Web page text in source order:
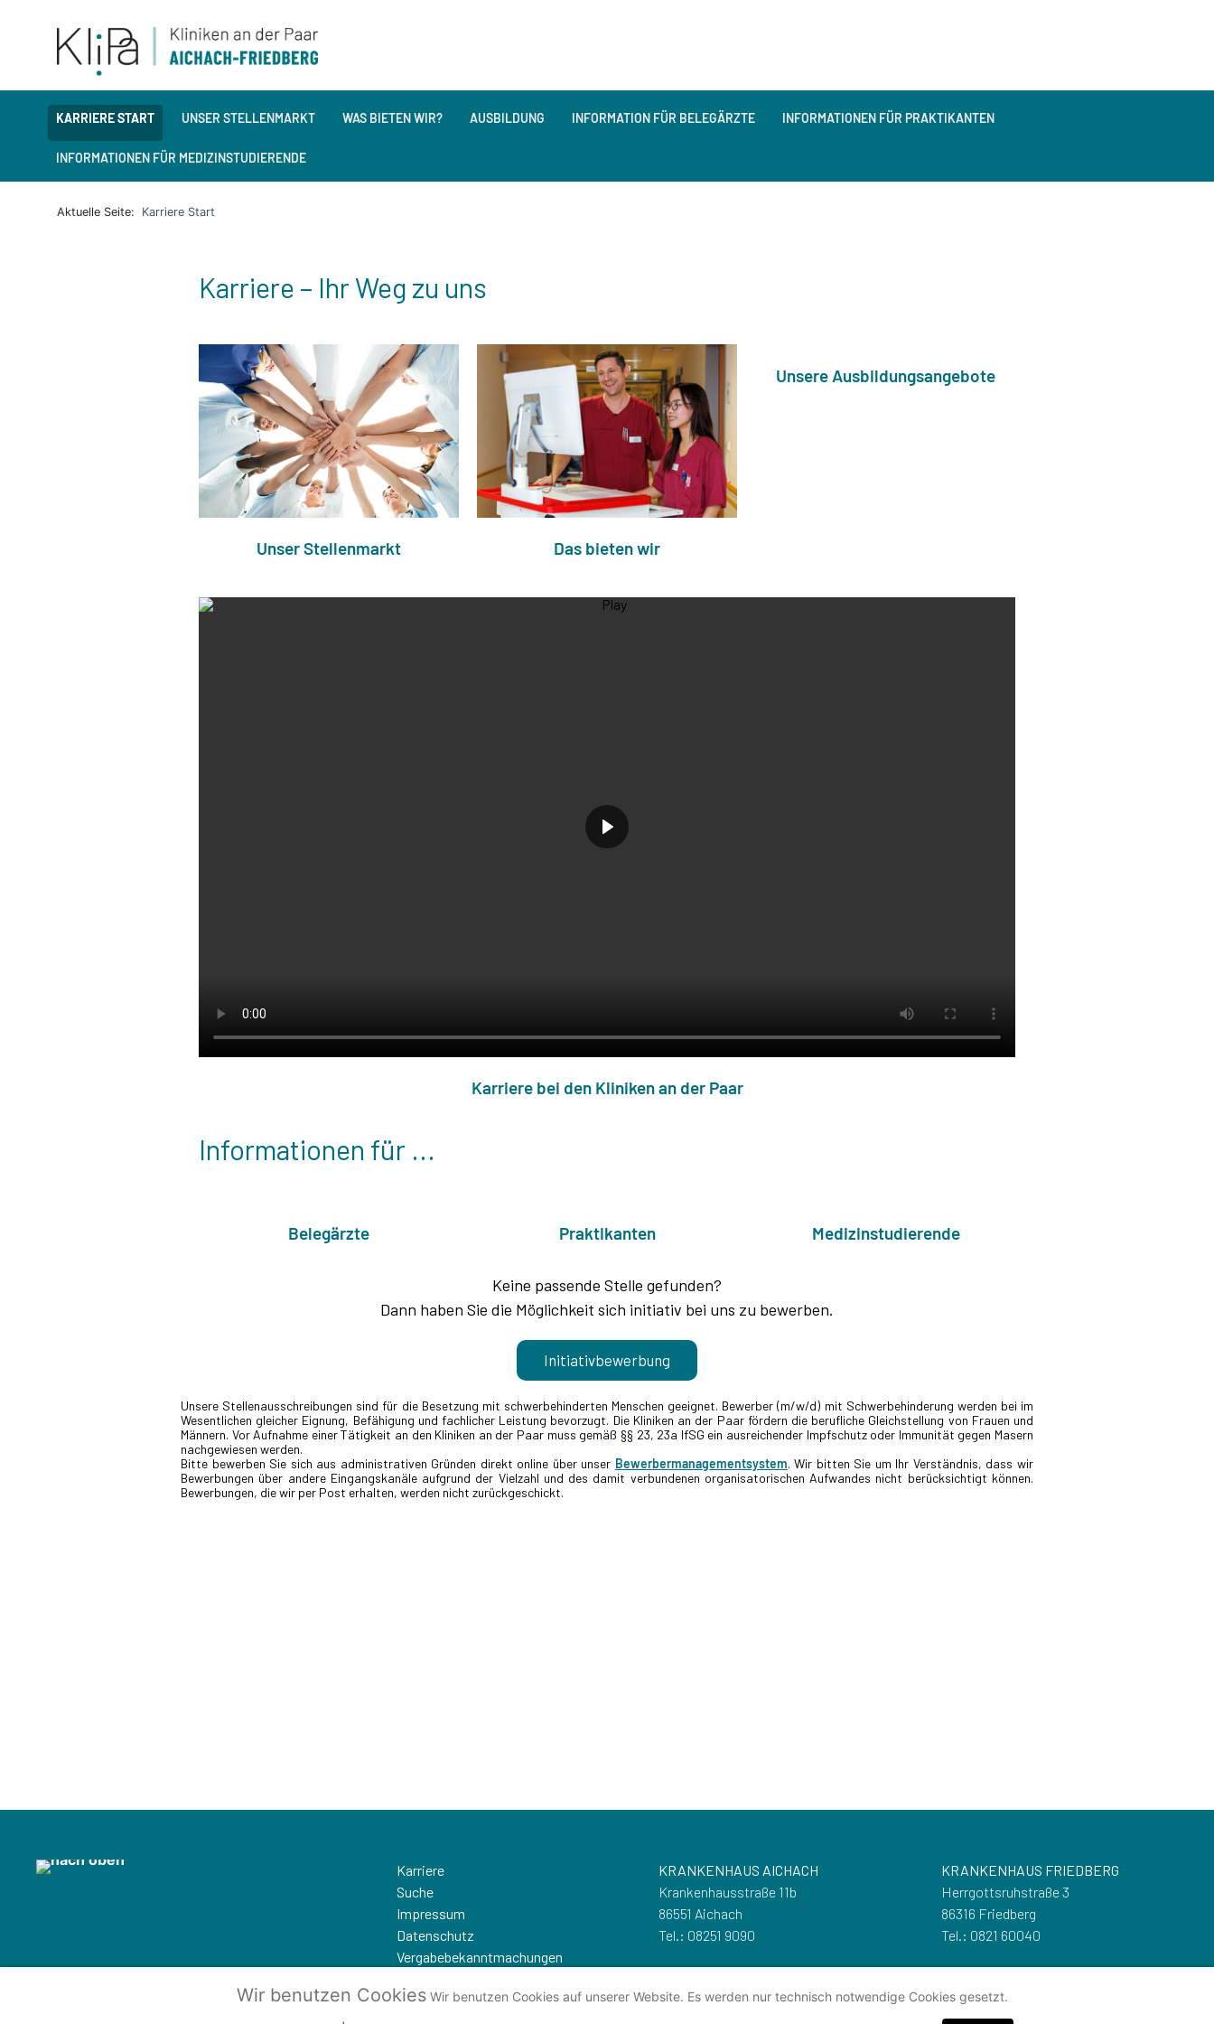
KARRIERE START UNSER STELLENMARKT WAS BIETEN WIR? AUSBILDUNG INFORMATION FÜR BELEGÄRZTE INFORMATIONEN FÜR PRAKTIKANTEN
INFORMATIONEN FÜR MEDIZINSTUDIERENDE
Aktuelle Seite: Karriere Start
Karriere – Ihr Weg zu uns
Unser Stellenmarkt Das bieten wir
Unsere Ausbildungsangebote
Karriere bei den Kliniken an der Paar
Informationen für ...
Belegärzte Praktikanten Medizinstudierende
Keine passende Stelle gefunden?
Dann haben Sie die Möglichkeit sich initiativ bei uns zu bewerben.
Initiativbewerbung
Unsere Stellenausschreibungen sind für die Besetzung mit schwerbehinderten Menschen geeignet. Bewerber (m/w/d) mit Schwerbehinderung werden bei im
Wesentlichen gleicher Eignung, Befähigung und fachlicher Leistung bevorzugt. Die Kliniken an der Paar fördern die berufliche Gleichstellung von Frauen und
Männern. Vor Aufnahme einer Tätigkeit an den Kliniken an der Paar muss gemäß §§ 23, 23a IfSG ein ausreichender Impfschutz oder Immunität gegen Masern
nachgewiesen werden.
Bitte bewerben Sie sich aus administrativen Gründen direkt online über unser Bewerbermanagementsystem. Wir bitten Sie um Ihr Verständnis, dass wir
Bewerbungen über andere Eingangskanäle aufgrund der Vielzahl und des damit verbundenen organisatorischen Aufwandes nicht berücksichtigt können.
Bewerbungen, die wir per Post erhalten, werden nicht zurückgeschickt.
Karriere
Suche
Impressum
Datenschutz
Vergabebekanntmachungen
Besuchen Sie uns auf Instagram
KRANKENHAUS AICHACH
Krankenhausstraße 11b
86551 Aichach
Tel.: 08251 9090
KRANKENHAUS FRIEDBERG
Herrgottsruhstraße 3
86316 Friedberg
Tel.: 0821 60040
Wir benutzen Cookies Wir benutzen Cookies auf unserer Website. Es werden nur technisch notwendige Cookies gesetzt.